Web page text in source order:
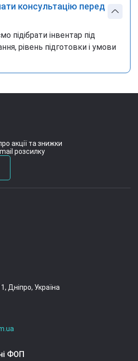
консультацію перед
підібрати інвентар під
рівень підготовки і умови
акції та знижки
розсилку
Дніпро, Україна
ФОП